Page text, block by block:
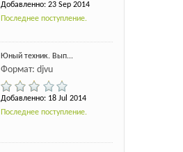
Добавленно: 23 Sep 2014
Последнее поступление.
Юный техник. Вып...
Формат: djvu
Добавленно: 18 Jul 2014
Последнее поступление.